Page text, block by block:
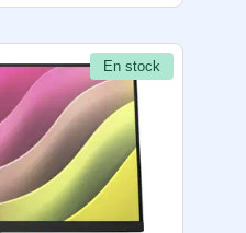
En stock